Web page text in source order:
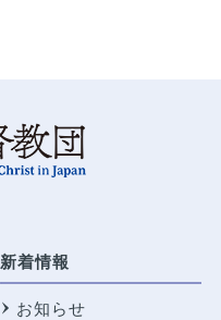
新着情報
お知らせ